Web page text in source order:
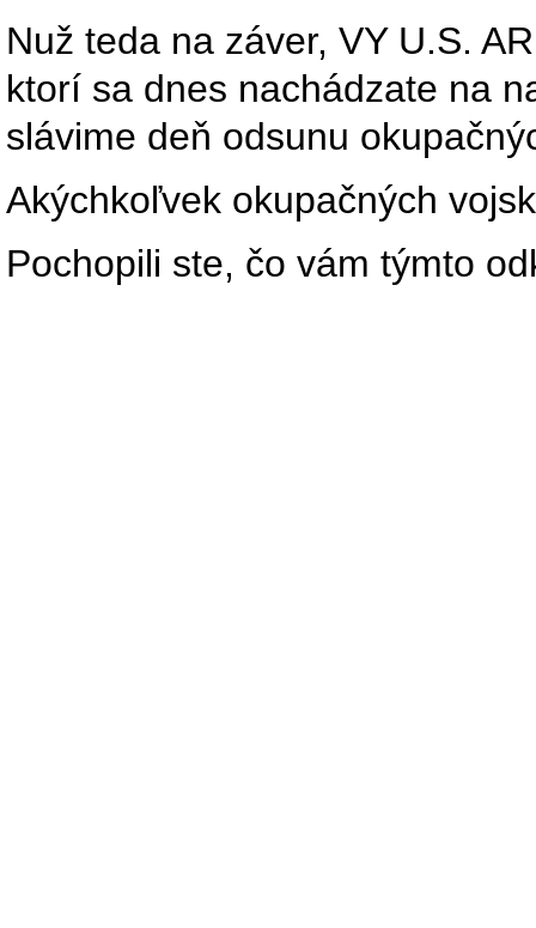
Nuž teda na záver, VY U.S.
ktorí sa dnes nachádzate na
slávime deň odsunu
Akýchkoľvek okupačných
Pochopili ste, čo vám týmto